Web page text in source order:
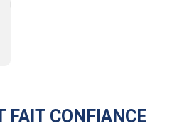
FAIT CONFIANCE